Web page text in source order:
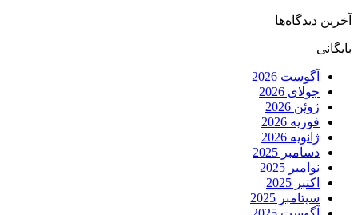
آخرین دیدگاه‌ها
بایگانی
آگوست 2026
جولای 2026
ژوئن 2026
فوریه 2026
ژانویه 2026
دسامبر 2025
نوامبر 2025
اکتبر 2025
سپتامبر 2025